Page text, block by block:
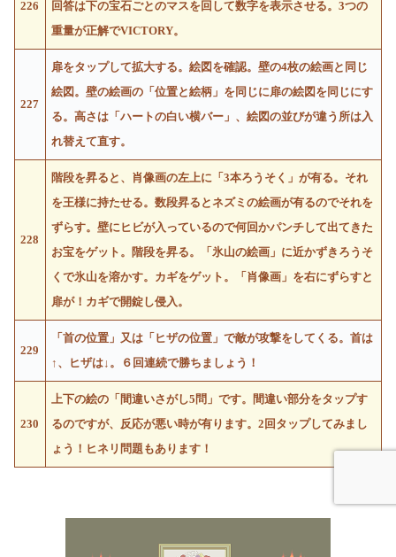
226
回答は下の宝石ごとのマスを回して数字を表示させる。3つの
重量が正解でVICTORY。
227
扉をタップして拡大する。絵図を確認。壁の4枚の絵画と同じ
絵図。壁の絵画の「位置と絵柄」を同じに扉の絵図を同じにす
る。高さは「ハートの白い横バー」、絵図の並びが違う所は入
れ替えて直す。
228
階段を昇ると、肖像画の左上に「3本ろうそく」が有る。それ
を王様に持たせる。数段昇るとネズミの絵画が有るのでそれを
ずらす。壁にヒビが入っているので何回かパンチして出てきた
お宝をゲット。階段を昇る。「氷山の絵画」に近かずきろうそ
くで氷山を溶かす。カギをゲット。「肖像画」を右にずらすと
扉が！カギで開錠し侵入。
229
「首の位置」又は「ヒザの位置」で敵が攻撃をしてくる。首は
↑、ヒザは↓。６回連続で勝ちましょう！
230
上下の絵の「間違いさがし5問」です。間違い部分をタップす
るのですが、反応が悪い時が有ります。2回タップしてみまし
ょう！ヒネリ問題もあります！